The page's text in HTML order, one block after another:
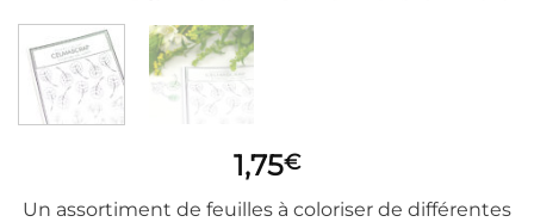
1,75€
Un assortiment de feuilles à coloriser de différentes